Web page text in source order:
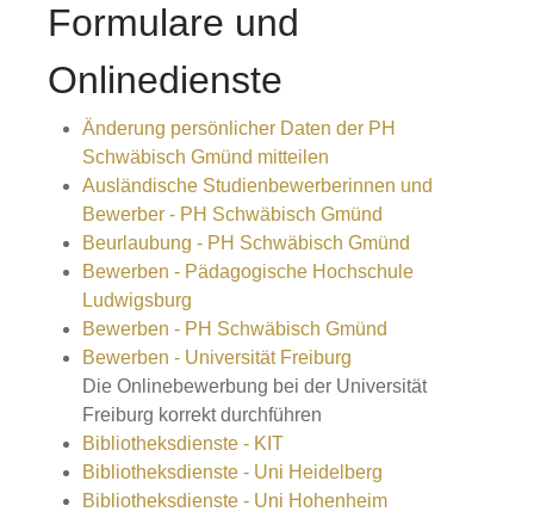
Formulare und
Onlinedienste
Änderung persönlicher Daten der PH
Schwäbisch Gmünd mitteilen
Ausländische Studienbewerberinnen und
Bewerber - PH Schwäbisch Gmünd
Beurlaubung - PH Schwäbisch Gmünd
Bewerben - Pädagogische Hochschule
Ludwigsburg
Bewerben - PH Schwäbisch Gmünd
Bewerben - Universität Freiburg
Die Onlinebewerbung bei der Universität
Freiburg korrekt durchführen
Bibliotheksdienste - KIT
Bibliotheksdienste - Uni Heidelberg
Bibliotheksdienste - Uni Hohenheim